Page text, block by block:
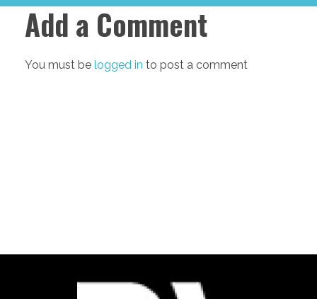
Add a Comment
You must be logged in to post a comment